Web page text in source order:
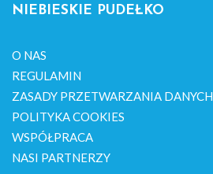
NIEBIESKIE PUDEŁKO
O NAS
REGULAMIN
ZASADY PRZETWARZANIA DANYCH
POLITYKA COOKIES
WSPÓŁPRACA
NASI PARTNERZY